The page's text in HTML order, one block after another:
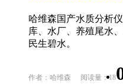
哈维森国产水质分析
库、水厂、养殖尾水
民生碧水。
作者：哈维森 阅读量：18